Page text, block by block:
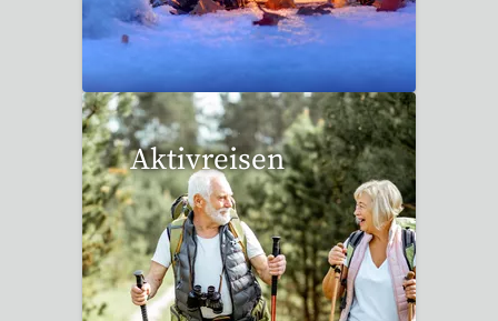
20 Reisen gefunden
Aktivreisen